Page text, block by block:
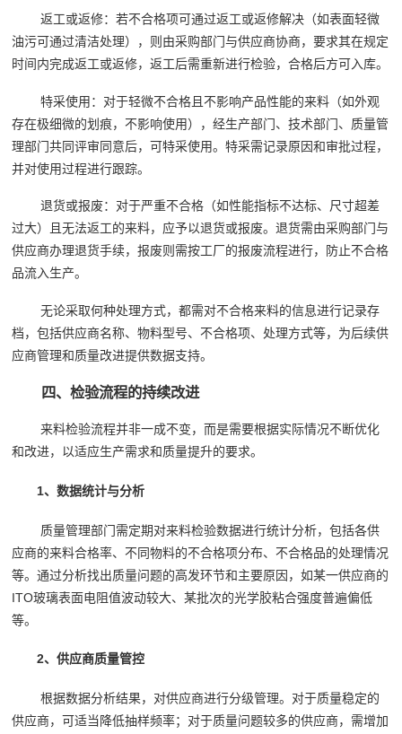
返工或返修：若不合格项可通过返工或返修解决（如表面轻微
油污可通过清洁处理），则由采购部门与供应商协商，要求其在规定
时间内完成返工或返修，返工后需重新进行检验，合格后方可入库。
特采使用：对于轻微不合格且不影响产品性能的来料（如外观
存在极细微的划痕，不影响使用），经生产部门、技术部门、质量管
理部门共同评审同意后，可特采使用。特采需记录原因和审批过程，
并对使用过程进行跟踪。
退货或报废：对于严重不合格（如性能指标不达标、尺寸超差
过大）且无法返工的来料，应予以退货或报废。退货需由采购部门与
供应商办理退货手续，报废则需按工厂的报废流程进行，防止不合格
品流入生产。
无论采取何种处理方式，都需对不合格来料的信息进行记录存
档，包括供应商名称、物料型号、不合格项、处理方式等，为后续供
应商管理和质量改进提供数据支持。
四、检验流程的持续改进
来料检验流程并非一成不变，而是需要根据实际情况不断优化
和改进，以适应生产需求和质量提升的要求。
1、数据统计与分析
质量管理部门需定期对来料检验数据进行统计分析，包括各供
应商的来料合格率、不同物料的不合格项分布、不合格品的处理情况
等。通过分析找出质量问题的高发环节和主要原因，如某一供应商的
ITO玻璃表面电阻值波动较大、某批次的光学胶粘合强度普遍偏低
等。
2、供应商质量管控
根据数据分析结果，对供应商进行分级管理。对于质量稳定的
供应商，可适当降低抽样频率；对于质量问题较多的供应商，需增加